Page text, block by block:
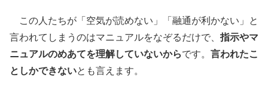
この人たちが「空気が読めない」「融通が利かない」と
言われてしまうのはマニュアルをなぞるだけで、 指示やマ
ニュアルのめあてを理解していないからです。 言われたこ
としかできないとも言えます。